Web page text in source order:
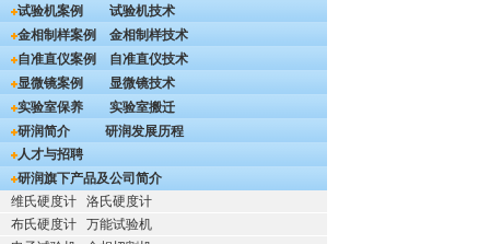
试验机案例
试验机技术
金相制样案例
金相制样技术
自准直仪案例
自准直仪技术
显微镜案例
显微镜技术
实验室保养
实验室搬迁
研润简介
研润发展历程
人才与招聘
研润旗下产品及公司简介
维氏硬度计
洛氏硬度计
布氏硬度计
万能试验机